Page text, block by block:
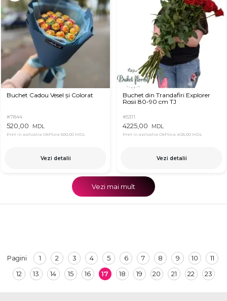
Buchet Cadou Vesel și Colorat
#7844
520,00 MDL
Pret in aplicatia OkFlora 500,00 MDL
Vezi detalii
Buchet din Trandafiri Explorer
Rosii 80-90 cm TJ
#5311
4225,00 MDL
Pret in aplicatia OkFlora 4125,00 MDL
Vezi detalii
Vezi mai mult
Pagini 1 2 3 4 5 6 7 8 9 10
11
12
13 14 15 16 17 18 19 20 21 22 23